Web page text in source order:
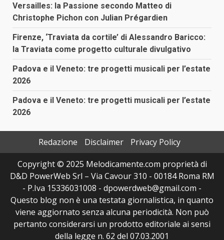
Versailles: la Passione secondo Matteo di
Christophe Pichon con Julian Prégardien
Firenze, ‘Traviata da cortile’ di Alessandro Baricco:
la Traviata come progetto culturale divulgativo
Padova e il Veneto: tre progetti musicali per l’estate
2026
Padova e il Veneto: tre progetti musicali per l’estate
2026
Redazione Disclaimer
Privacy Policy
Copyright © 2025 Melodicamente.com proprietà di
D&D PowerWeb Srl – Via Cavour 310 - 00184 Roma RM
- P.Iva 15336031008 - dpowerdweb@gmail.com -
Questo blog non è una testata giornalistica, in quanto
viene aggiornato senza alcuna periodicità. Non può
pertanto considerarsi un prodotto editoriale ai sensi
della legge n. 62 del 07.03.2001